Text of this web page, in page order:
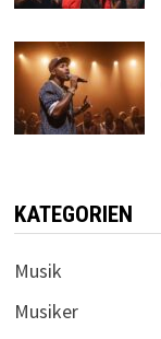
KATEGORIEN
Musik
Musiker